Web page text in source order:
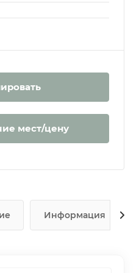
мест/цену
Информация